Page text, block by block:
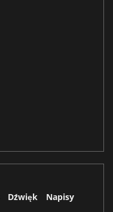
Dźwięk
Napisy